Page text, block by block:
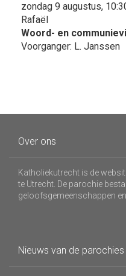
zondag 9 augustus,
Rafaël
Woord- en
Voorganger: L. Janssen
Over ons
Katholiekutrecht is de
te Utrecht. De parochie
geloofsgemeenschappen
Nieuws van de parochies